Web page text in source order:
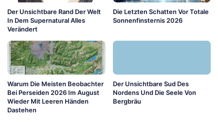
Der Unsichtbare Rand Der Welt
In Dem Supernatural Alles
Verändert
Die Letzten Schatten Vor Totale
Sonnenfinsternis 2026
Warum Die Meisten Beobachter
Bei Perseiden 2026 Im August
Wieder Mit Leeren Händen
Dastehen
Der Unsichtbare Sud Des
Nordens Und Die Seele Von
Bergbräu